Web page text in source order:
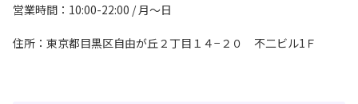
営業時間：10:00-22:00 / 月〜日
住所：東京都目黒区自由が丘２丁目１４−２０ 不二ビル1Ｆ